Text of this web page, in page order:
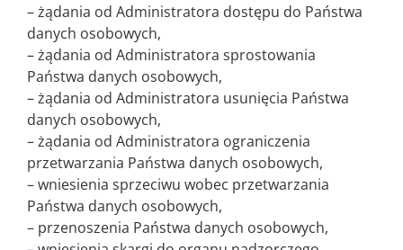
– żądania od Administratora dostępu do Państwa
danych osobowych,
– żądania od Administratora sprostowania
Państwa danych osobowych,
– żądania od Administratora usunięcia Państwa
danych osobowych,
– żądania od Administratora ograniczenia
przetwarzania Państwa danych osobowych,
– wniesienia sprzeciwu wobec przetwarzania
Państwa danych osobowych,
– przenoszenia Państwa danych osobowych,